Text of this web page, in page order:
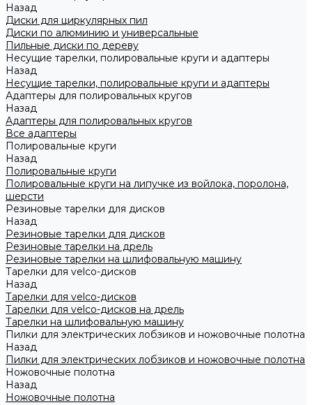
Назад
Диски для циркулярных пил
Диски по алюминию и универсальные
Пильные диски по дереву
Несущие тарелки, полировальные круги и адаптеры
Назад
Несущие тарелки, полировальные круги и адаптеры
Адаптеры для полировальных кругов
Назад
Адаптеры для полировальных кругов
Все адаптеры
Полировальные круги
Назад
Полировальные круги
Полировальные круги на липучке из войлока, поролона,
шерсти
Резиновые тарелки для дисков
Назад
Резиновые тарелки для дисков
Резиновые тарелки на дрель
Резиновые тарелки на шлифовальную машину
Тарелки для velco-дисков
Назад
Тарелки для velco-дисков
Тарелки для velco-дисков на дрель
Тарелки на шлифовальную машину
Пилки для электрических лобзиков и ножовочные полотна
Назад
Пилки для электрических лобзиков и ножовочные полотна
Ножовочные полотна
Назад
Ножовочные полотна